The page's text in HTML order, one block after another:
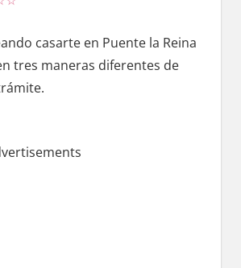
casarte en Puente la Reina
tres maneras diferentes dе